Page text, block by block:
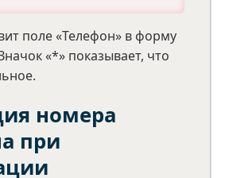
поле «Телефон» в форму
«*» показывает, что
номера
при